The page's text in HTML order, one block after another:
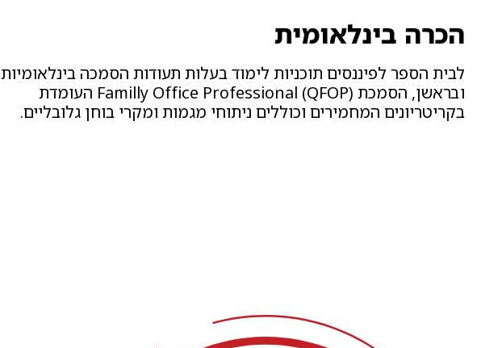
הכרה בינלאומית
לבית הספר לפיננסים תוכניות לימוד בעלות תעודות הסמכה בינלאומיות
ובראשן, הסמכת Familly Office Professional (QFOP) העומדת
בקריטריונים המחמירים וכוללים ניתוחי מגמות ומקרי בוחן גלובליים.